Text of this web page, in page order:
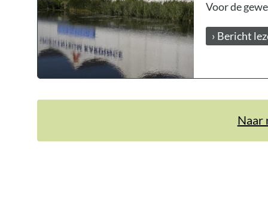
Voor de
› Bericht
Naar